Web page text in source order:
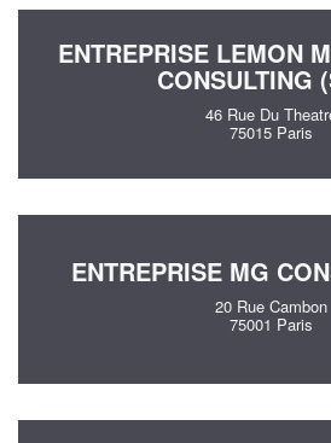
ENTREPRISE LEMON
CONSULTING
46 Rue Du
75015 Paris
ENTREPRISE MG
20 Rue Cambon
75001 Paris